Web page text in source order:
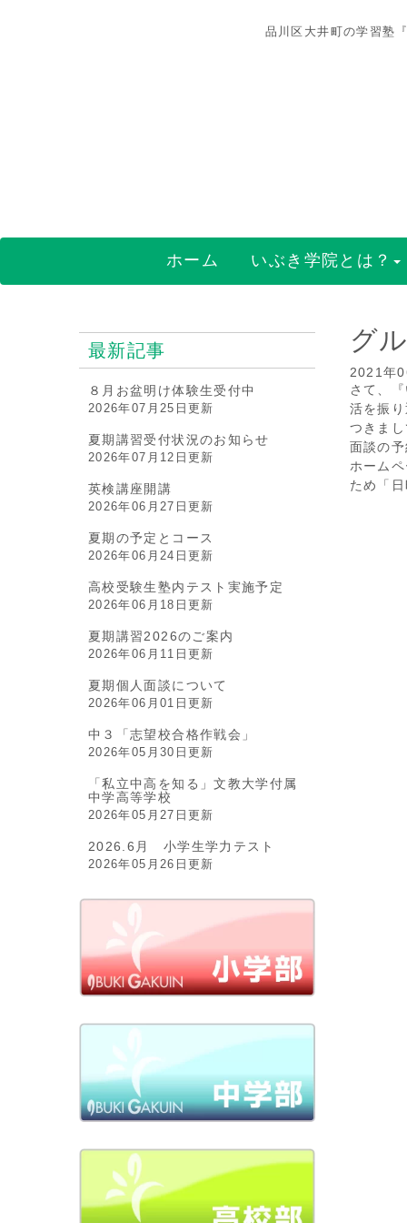
品川区大井町の学習塾
ホーム いぶき学院とは？
グ
2021年
さて、
活を振
つきま
面談の
ホーム
ため「
最新記事
８月お盆明け体験生受付中
2026年07月25日更新
夏期講習受付状況のお知らせ
2026年07月12日更新
英検講座開講
2026年06月27日更新
夏期の予定とコース
2026年06月24日更新
高校受験生塾内テスト実施予定
2026年06月18日更新
夏期講習2026のご案内
2026年06月11日更新
夏期個人面談について
2026年06月01日更新
中３「志望校合格作戦会」
2026年05月30日更新
「私立中高を知る」文教大学付属
中学高等学校
2026年05月27日更新
2026.6月 小学生学力テスト
2026年05月26日更新